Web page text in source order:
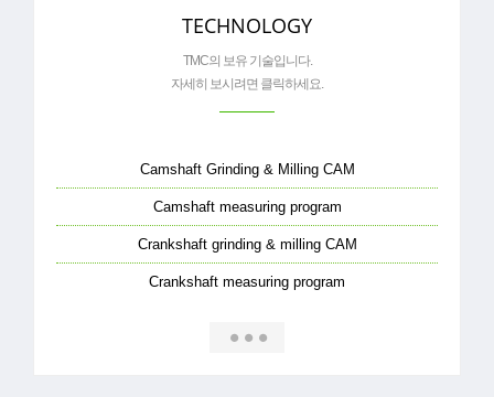
TECHNOLOGY
TMC의 보유 기술입니다.
자세히 보시려면 클릭하세요.
Camshaft Grinding & Milling CAM
Camshaft measuring program
Crankshaft grinding & milling CAM
Crankshaft measuring program